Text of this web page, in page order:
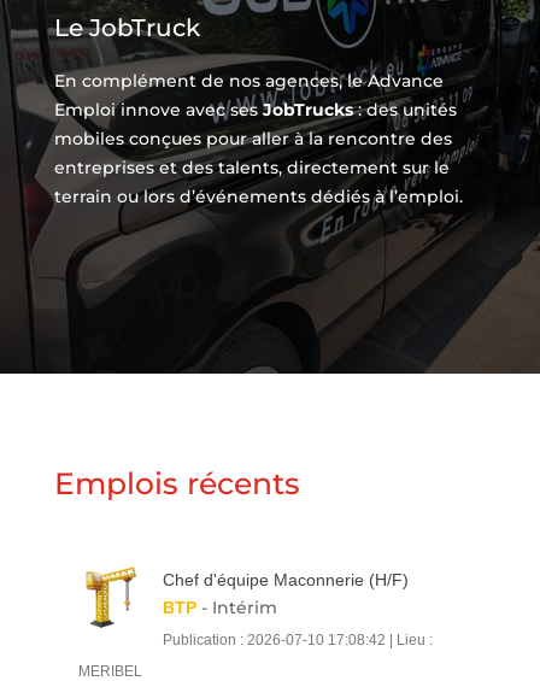
Le JobTruck
En complément de nos agences, le Advance
Emploi innove avec sesJobTrucks: des unités
mobiles conçues pour aller à la rencontre des
entreprises et des talents, directement sur le
terrain ou lors d’événements dédiés à l’emploi.
Emplois récents
Chef d'équipe Maconnerie (H/F)
BTP - Intérim
Publication : 2026-07-10 17:08:42 | Lieu :
MERIBEL